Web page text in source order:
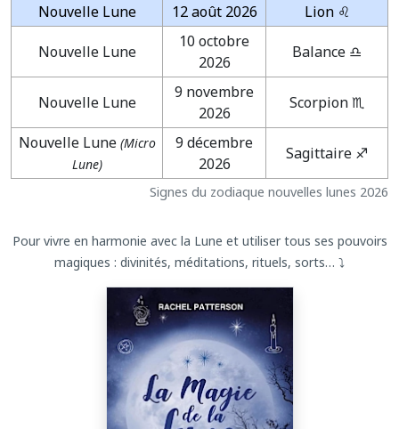
Signes du zodiaque nouvelles lunes 2026
Nouvelle Lune
12 août 2026 Lion ♌
Nouvelle Lune
10 octobre
2026
Balance ♎
Nouvelle Lune
9 novembre
2026
Scorpion ♏
Nouvelle Lune (Micro
Lune)
9 décembre
2026
Sagittaire ♐
Pour vivre en harmonie avec la Lune et utiliser tous ses pouvoirs
magiques : divinités, méditations, rituels, sorts… ⤵